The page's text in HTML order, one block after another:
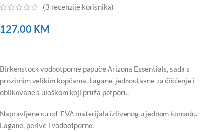
(3 recenzije korisnika)
127,00 KM
Birkenstock vodootporne papuče Arizona Essentials, sada s
prozirnim velikim kopčama. Lagane, jednostavne za čišćenje i
oblikovane s uloškom koji pruža potporu.
Napravljene su od EVA materijala izlivenog u jednom komadu.
Lagane, perive i vodootporne.